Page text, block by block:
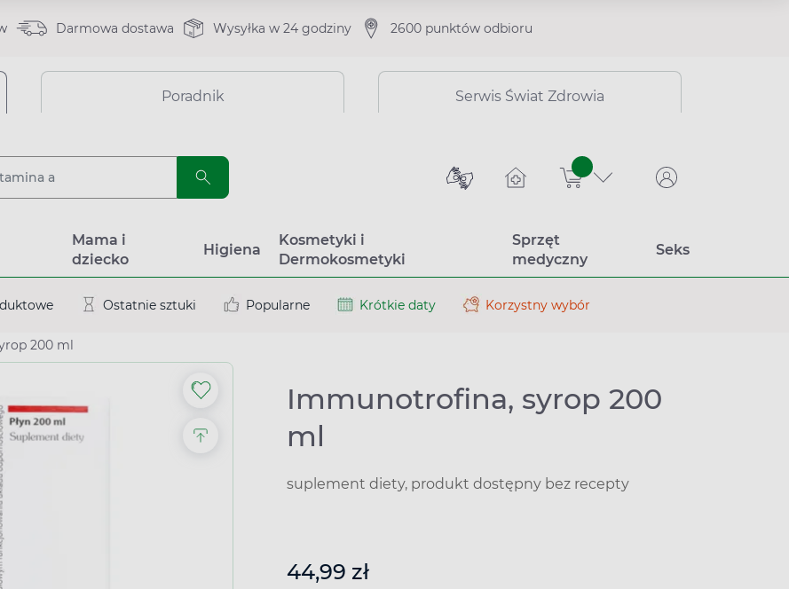
Darmowa dostawa Wysyłka w 24 godziny 2600 punktów odbioru
Poradnik Serwis Świat Zdrowia
sztuk
Mama i
dziecko
Higiena
Kosmetyki i
Dermokosmetyki
Sprzęt
medyczny
Seks
Ostatnie sztuki Popularne Krótkie daty Korzystny wybór
200 ml
Immunotrofina, syrop 200
ml
suplement diety, produkt dostępny bez recepty
44,99 zł